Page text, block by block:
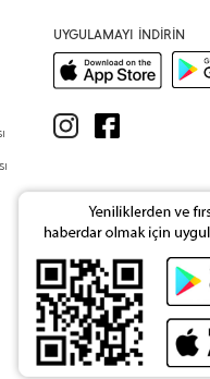
UYGULAMAYI İNDİRİN